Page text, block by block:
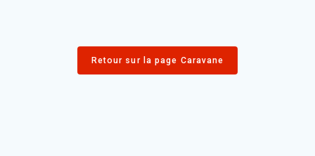
Retour sur la page Caravane